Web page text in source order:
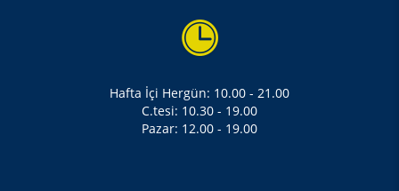
Hafta İçi Hergün: 10.00 - 21.00
C.tesi: 10.30 - 19.00
Pazar: 12.00 - 19.00